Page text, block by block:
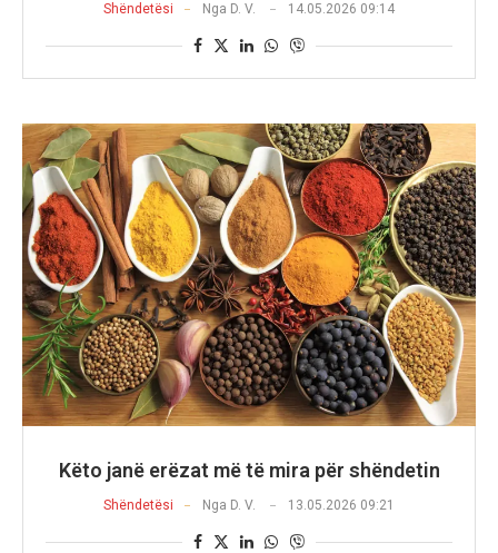
Shëndetësi Nga D. V. 14.05.2026 09:14
Këto janë erëzat më të mira për shëndetin
Shëndetësi Nga D. V. 13.05.2026 09:21